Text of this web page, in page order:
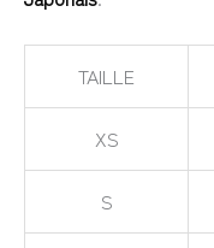
TAILLE
XS
S